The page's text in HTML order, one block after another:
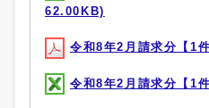
62.00KB)
令和8年2月請求分【1
令和8年2月請求分【1